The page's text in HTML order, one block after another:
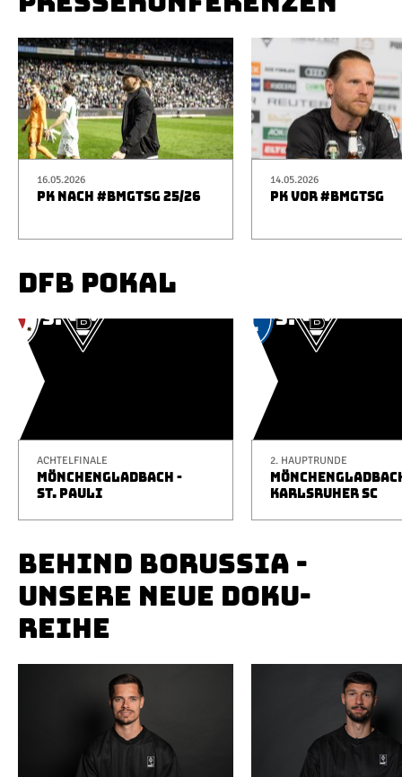
16.05.2026
PK NACH #BMGTSG 25/26
14.05.2026
PK VOR #BMGTSG
DFB POKAL
ACHTELFINALE
MÖNCHENGLADBACH -
ST. PAULI
2. HAUPTRUNDE
KARLSRUHER SC
BEHIND BORUSSIA -
UNSERE NEUE DOKU-
REIHE